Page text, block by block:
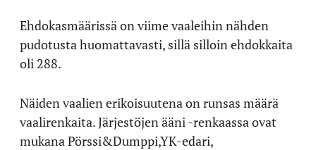
Ehdokasmäärissä on viime vaaleihin nähden
pudotusta huomattavasti, sillä silloin ehdokkaita
oli 288.
Näiden vaalien erikoisuutena on runsas määrä
vaalirenkaita. Järjestöjen ääni -renkaassa ovat
mukana Pörssi&Dumppi,YK-edari,